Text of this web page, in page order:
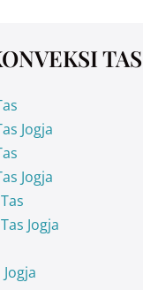
TAS
Jogja
Jogja
Jogja